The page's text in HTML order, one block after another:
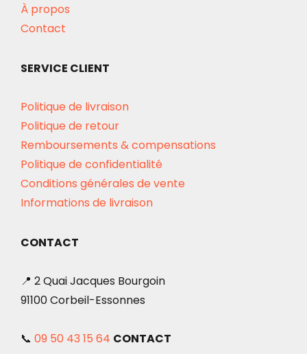
À propos
Contact
SERVICE CLIENT
Politique de livraison
Politique de retour
Remboursements & compensations
Politique de confidentialité
Conditions générales de vente
Informations de livraison
CONTACT
📍 2 Quai Jacques Bourgoin
91100 Corbeil-Essonnes
📞 09 50 43 15 64 CONTACT